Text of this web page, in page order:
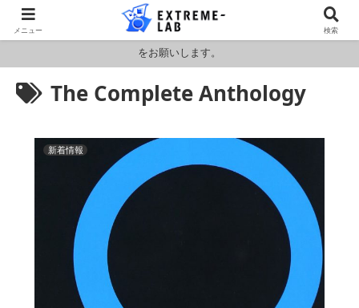
ロシア・ウクライナおよびアメリカ・イランの情勢により燃料および原料
価格が高騰しております。HPの金額と料金が異なりますのでお見積もり
をお願いします。
The Complete Anthology
新着情報
メニュー 検索